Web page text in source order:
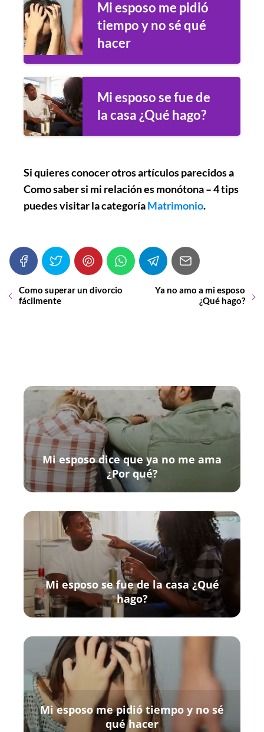
Mi esposo me pidió
tiempo y no sé qué
hacer
Mi esposo se fue de
la casa ¿Qué hago?
Si quieres conocer otros artículos parecidos a
Como saber si mi relación es monótona – 4 tips
puedes visitar la categoríaMatrimonio.
Como superar un divorcio
fácilmente
Ya no amo a mi esposo
¿Qué hago?
Mi esposo dice que ya no me ama
¿Por qué?
Mi esposo se fue de la casa ¿Qué
hago?
Mi esposo me pidió tiempo y no sé
qué hacer